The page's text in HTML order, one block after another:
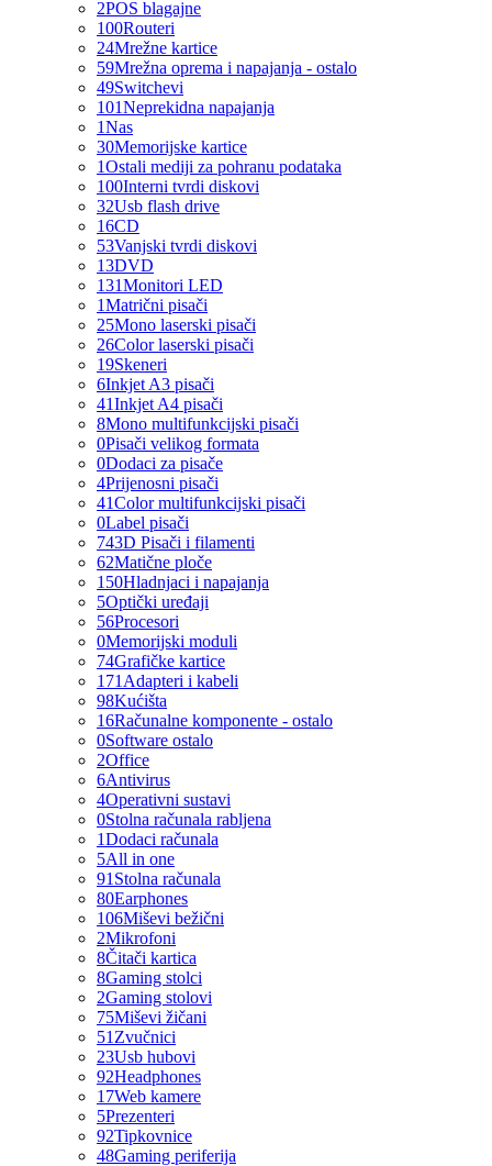
2POS blagajne
100Routeri
24Mrežne kartice
59Mrežna oprema i napajanja - ostalo
49Switchevi
101Neprekidna napajanja
1Nas
30Memorijske kartice
1Ostali mediji za pohranu podataka
100Interni tvrdi diskovi
32Usb flash drive
16CD
53Vanjski tvrdi diskovi
13DVD
131Monitori LED
1Matrični pisači
25Mono laserski pisači
26Color laserski pisači
19Skeneri
6Inkjet A3 pisači
41Inkjet A4 pisači
8Mono multifunkcijski pisači
0Pisači velikog formata
0Dodaci za pisače
4Prijenosni pisači
41Color multifunkcijski pisači
0Label pisači
743D Pisači i filamenti
62Matične ploče
150Hladnjaci i napajanja
5Optički uređaji
56Procesori
0Memorijski moduli
74Grafičke kartice
171 Adapteri i kabeli
98Kućišta
16Računalne komponente - ostalo
0Software ostalo
2Office
6Antivirus
4Operativni sustavi
0Stolna računala rabljena
1Dodaci računala
5All in one
91 Stolna računala
80Earphones
106Miševi bežični
2Mikrofoni
8Čitači kartica
8Gaming stolci
2Gaming stolovi
75Miševi žičani
51 Zvučnici
23Usb hubovi
92Headphones
17Web kamere
5Prezenteri
92Tipkovnice
48Gaming periferija